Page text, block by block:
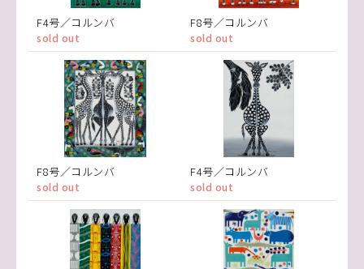
F4号／コルンバ
sold out
F8号／コルンバ
sold out
F8号／コルンバ
sold out
F4号／コルンバ
sold out